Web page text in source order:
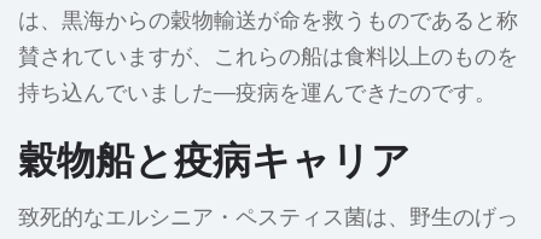
は、黒海からの穀物輸送が命を救うものであると称
賛されていますが、これらの船は食料以上のものを
持ち込んでいました—疫病を運んできたのです。
穀物船と疫病キャリア
致死的なエルシニア・ペスティス菌は、野生のげっ